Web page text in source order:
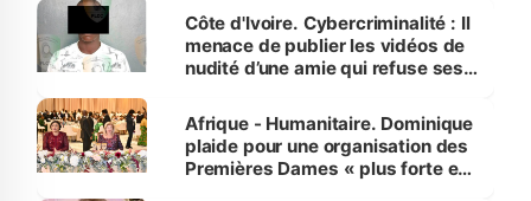
des Transports
Côte d'Ivoire. Cybercriminalité : Il
menace de publier les vidéos de
nudité d’une amie qui refuse ses
Afrique - Humanitaire. Dominique
plaide pour une organisation des
Premières Dames « plus forte et